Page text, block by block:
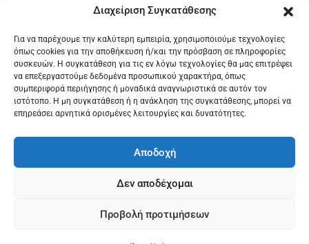
Διαχείριση Συγκατάθεσης
Για να παρέχουμε την καλύτερη εμπειρία, χρησιμοποιούμε τεχνολογίες
όπως cookies για την αποθήκευση ή/και την πρόσβαση σε πληροφορίες
συσκευών. Η συγκατάθεση για τις εν λόγω τεχνολογίες θα μας επιτρέψει
να επεξεργαστούμε δεδομένα προσωπικού χαρακτήρα, όπως
συμπεριφορά περιήγησης ή μοναδικά αναγνωριστικά σε αυτόν τον
ιστότοπο. Η μη συγκατάθεση ή η ανάκληση της συγκατάθεσης, μπορεί να
επηρεάσει αρνητικά ορισμένες λειτουργίες και δυνατότητες.
Αποδοχή
Δεν αποδέχομαι
Προβολή προτιμήσεων
Εγγραφή
Ακολουθήστε μας στα social
©2025 Portal Επιμελητηρίου Κέρκυρας, Designed & Developed